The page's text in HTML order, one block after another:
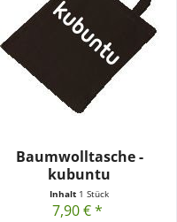
Baumwolltasche -
kubuntu
Inhalt 1 Stück
7,90 € *